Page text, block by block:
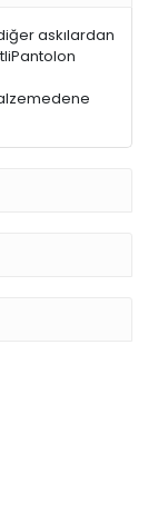
askılardan